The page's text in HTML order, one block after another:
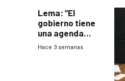
Lema: “El
gobierno tiene
una agenda
destructiva”
Hace 3 semanas